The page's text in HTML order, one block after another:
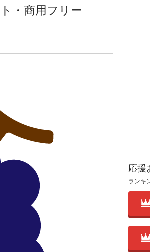
・商用フリー
応援
ランキ